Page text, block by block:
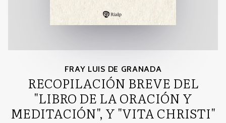
FRAY LUIS DE GRANADA
RECOPILACIÓN BREVE DEL
"LIBRO DE LA ORACIÓN Y
MEDITACIÓN", Y "VITA CHRISTI"